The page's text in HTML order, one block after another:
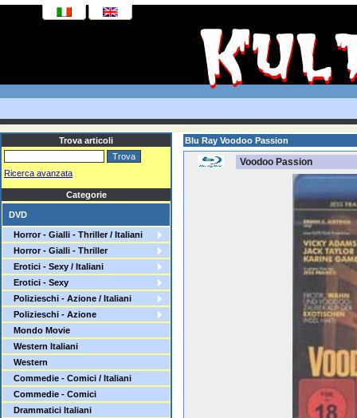
Trova articoli
Ricerca avanzata
Categorie
DVD
Horror - Gialli - Thriller / Italiani
Horror - Gialli - Thriller
Erotici - Sexy / Italiani
Erotici - Sexy
Polizieschi - Azione / Italiani
Polizieschi - Azione
Mondo Movie
Western Italiani
Western
Commedie - Comici / Italiani
Commedie - Comici
Drammatici Italiani
Blu Ray Voodoo Passion
Voodoo Passion